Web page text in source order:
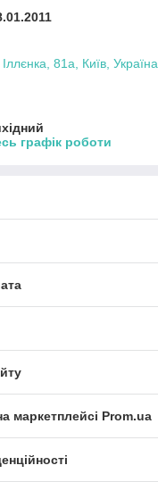
81а, Київ, Україна
графік роботи
маркетплейсі Prom.ua